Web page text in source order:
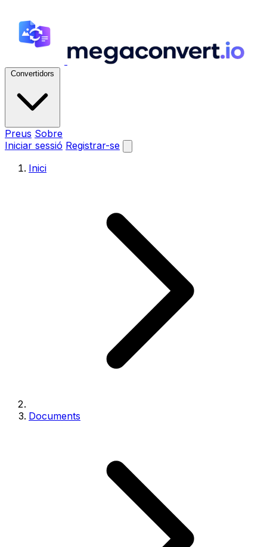
Convertidors
Preus Sobre
Iniciar sessió Registrar-se
Inici
Documents